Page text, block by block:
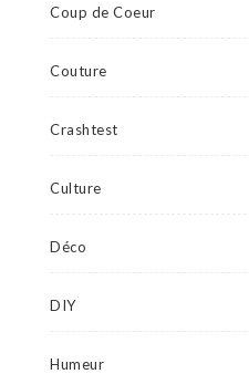
Coup de Coeur
Couture
Crashtest
Culture
Déco
DIY
Humeur